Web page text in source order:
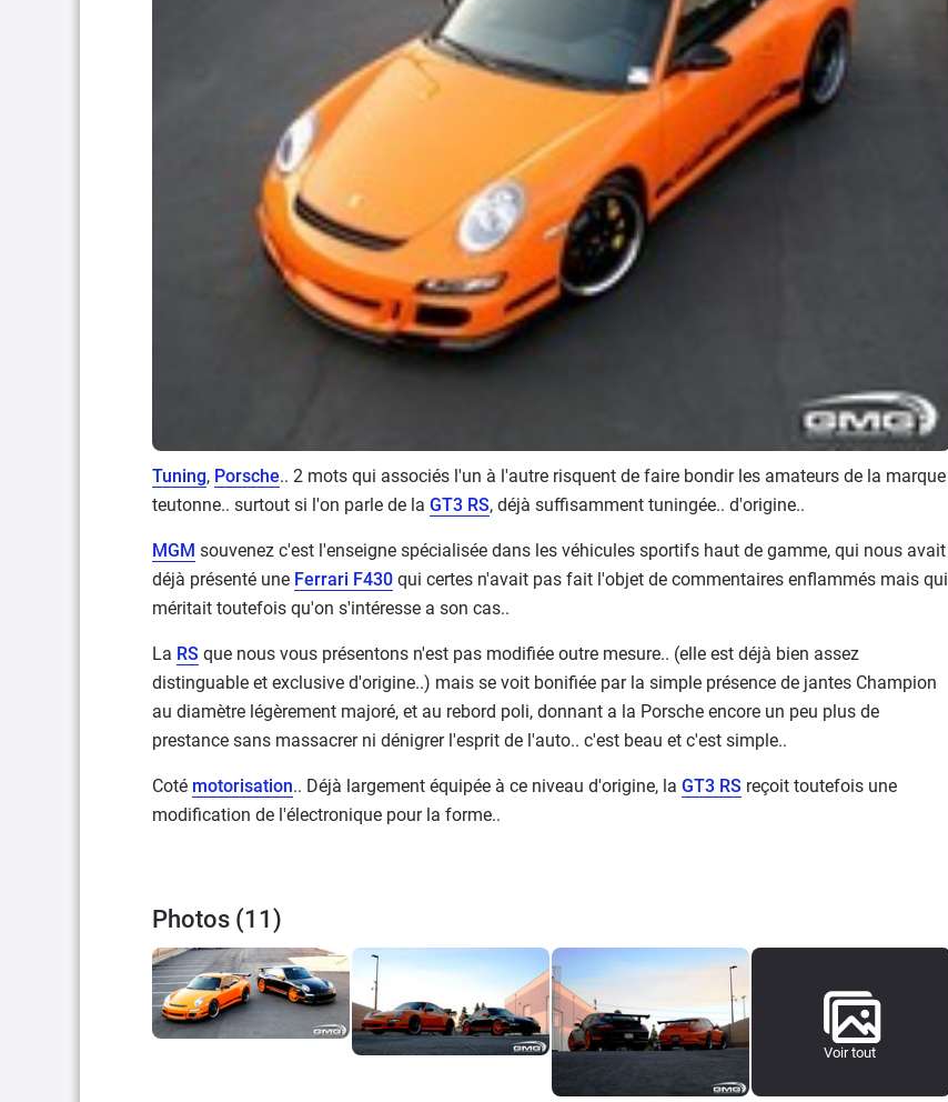
Tuning, Porsche.. 2 mots qui associés l'un à l'autre risquent de faire bondir les amateurs de la marque
teutonne.. surtout si l'on parle de la GT3 RS, déjà suffisamment tuningée.. d'origine..
MGM souvenez c'est l'enseigne spécialisée dans les véhicules sportifs haut de gamme, qui nous avait
déjà présenté une Ferrari F430 qui certes n'avait pas fait l'objet de commentaires enflammés mais qui
méritait toutefois qu'on s'intéresse a son cas..
La RS que nous vous présentons n'est pas modifiée outre mesure.. (elle est déjà bien assez
distinguable et exclusive d'origine..) mais se voit bonifiée par la simple présence de jantes Champion
au diamètre légèrement majoré, et au rebord poli, donnant a la Porsche encore un peu plus de
prestance sans massacrer ni dénigrer l'esprit de l'auto.. c'est beau et c'est simple..
Coté motorisation.. Déjà largement équipée à ce niveau d'origine, la GT3 RS reçoit toutefois une
modification de l'électronique pour la forme..
Photos (11)
Voir tout